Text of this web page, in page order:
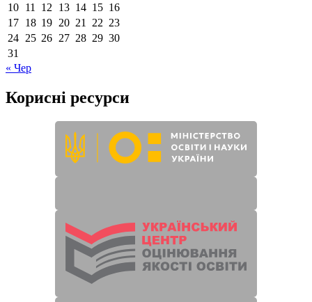
10 11 12 13 14 15 16
17 18 19 20 21 22 23
24 25 26 27 28 29 30
31
« Чер
Корисні ресурси